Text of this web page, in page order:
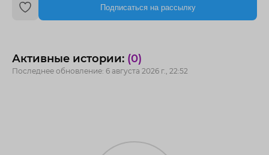
Подписаться на рассылку
Активные истории: (0)
Последнее обновление: 6 августа 2026 г., 22:52